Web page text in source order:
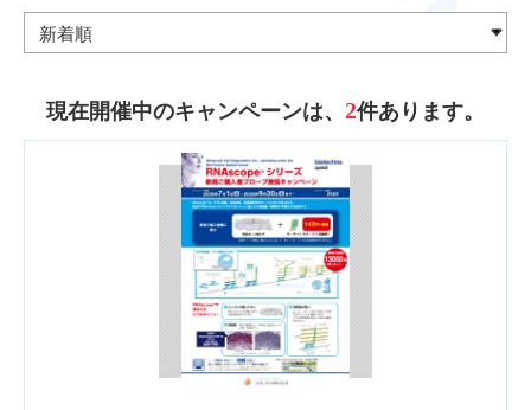
現在開催中のキャンペーンは、 2件あります。